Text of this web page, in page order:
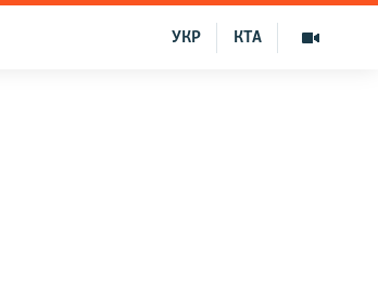
КТА
УКР